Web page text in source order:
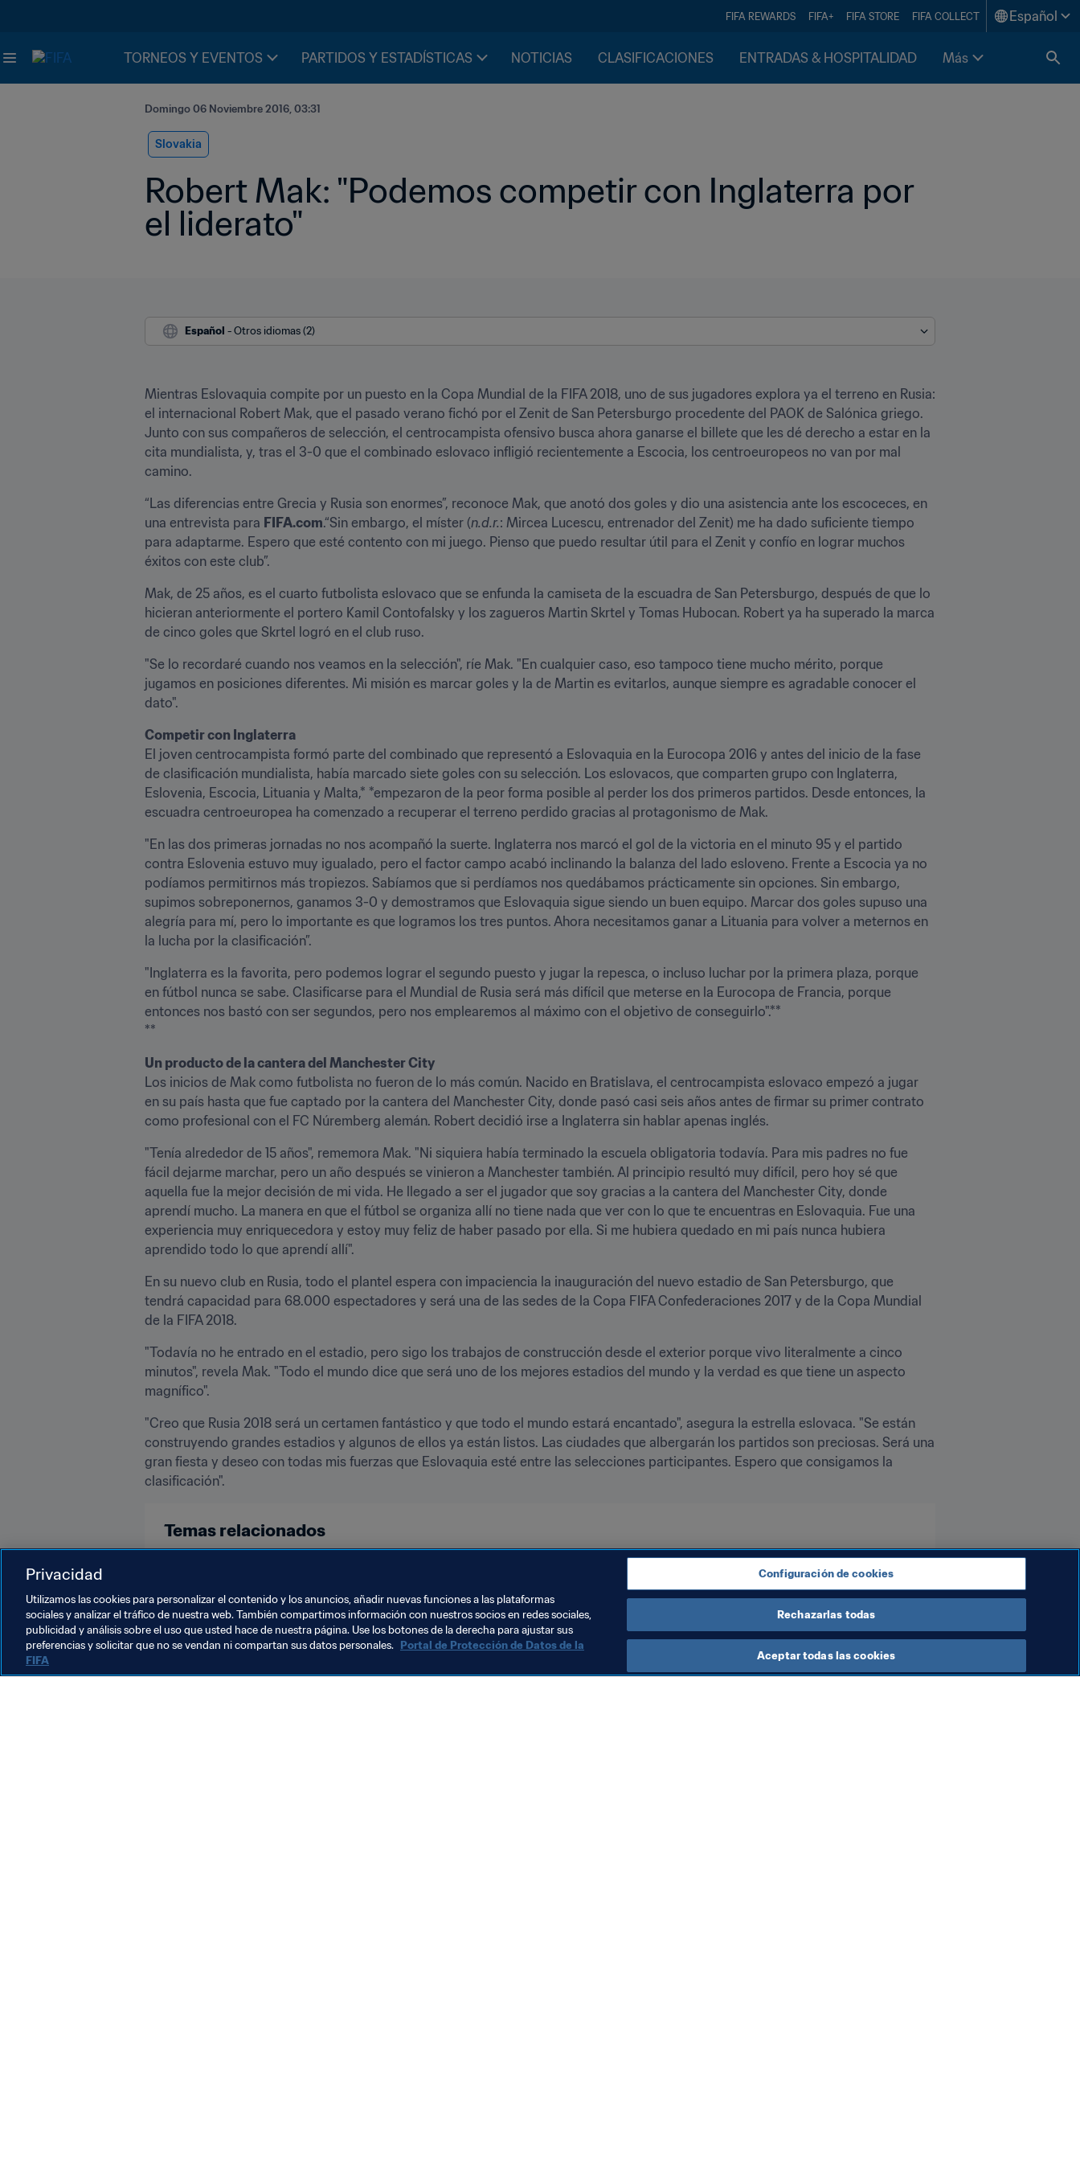
FIFA REWARDS FIFA+ FIFA STORE FIFA COLLECT Español
TORNEOS Y EVENTOS PARTIDOS Y ESTADÍSTICAS NOTICIAS CLASIFICACIONES ENTRADAS & HOSPITALIDAD Más
Domingo 06 Noviembre 2016, 03:31
Slovakia
Robert Mak: "Podemos competir con Inglaterra por
el liderato"
Español - Otros idiomas (2)
Mientras Eslovaquia compite por un puesto en la Copa Mundial de la FIFA 2018, uno de sus jugadores explora ya el terreno en Rusia:
el internacional Robert Mak, que el pasado verano fichó por el Zenit de San Petersburgo procedente del PAOK de Salónica griego.
Junto con sus compañeros de selección, el centrocampista ofensivo busca ahora ganarse el billete que les dé derecho a estar en la
cita mundialista, y, tras el 3-0 que el combinado eslovaco infligió recientemente a Escocia, los centroeuropeos no van por mal
camino.
“Las diferencias entre Grecia y Rusia son enormes”, reconoce Mak, que anotó dos goles y dio una asistencia ante los escoceces, en
una entrevista para FIFA.com.“Sin embargo, el míster (n.d.r.: Mircea Lucescu, entrenador del Zenit) me ha dado suficiente tiempo
para adaptarme. Espero que esté contento con mi juego. Pienso que puedo resultar útil para el Zenit y confío en lograr muchos
éxitos con este club”.
Mak, de 25 años, es el cuarto futbolista eslovaco que se enfunda la camiseta de la escuadra de San Petersburgo, después de que lo
hicieran anteriormente el portero Kamil Contofalsky y los zagueros Martin Skrtel y Tomas Hubocan. Robert ya ha superado la marca
de cinco goles que Skrtel logró en el club ruso.
"Se lo recordaré cuando nos veamos en la selección", ríe Mak. "En cualquier caso, eso tampoco tiene mucho mérito, porque
jugamos en posiciones diferentes. Mi misión es marcar goles y la de Martin es evitarlos, aunque siempre es agradable conocer el
dato".
Competir con Inglaterra
El joven centrocampista formó parte del combinado que representó a Eslovaquia en la Eurocopa 2016 y antes del inicio de la fase
de clasificación mundialista, había marcado siete goles con su selección. Los eslovacos, que comparten grupo con Inglaterra,
Eslovenia, Escocia, Lituania y Malta,* *empezaron de la peor forma posible al perder los dos primeros partidos. Desde entonces, la
escuadra centroeuropea ha comenzado a recuperar el terreno perdido gracias al protagonismo de Mak.
"En las dos primeras jornadas no nos acompañó la suerte. Inglaterra nos marcó el gol de la victoria en el minuto 95 y el partido
contra Eslovenia estuvo muy igualado, pero el factor campo acabó inclinando la balanza del lado esloveno. Frente a Escocia ya no
podíamos permitirnos más tropiezos. Sabíamos que si perdíamos nos quedábamos prácticamente sin opciones. Sin embargo,
supimos sobreponernos, ganamos 3-0 y demostramos que Eslovaquia sigue siendo un buen equipo. Marcar dos goles supuso una
alegría para mí, pero lo importante es que logramos los tres puntos. Ahora necesitamos ganar a Lituania para volver a meternos en
la lucha por la clasificación”.
"Inglaterra es la favorita, pero podemos lograr el segundo puesto y jugar la repesca, o incluso luchar por la primera plaza, porque
en fútbol nunca se sabe. Clasificarse para el Mundial de Rusia será más difícil que meterse en la Eurocopa de Francia, porque
entonces nos bastó con ser segundos, pero nos emplearemos al máximo con el objetivo de conseguirlo".**
**
Los inicios de Mak como futbolista no fueron de lo más común. Nacido en Bratislava, el centrocampista eslovaco empezó a jugar
en su país hasta que fue captado por la cantera del Manchester City, donde pasó casi seis años antes de firmar su primer contrato
como profesional con el FC Núremberg alemán. Robert decidió irse a Inglaterra sin hablar apenas inglés.
"Tenía alrededor de 15 años", rememora Mak. "Ni siquiera había terminado la escuela obligatoria todavía. Para mis padres no fue
fácil dejarme marchar, pero un año después se vinieron a Manchester también. Al principio resultó muy difícil, pero hoy sé que
aquella fue la mejor decisión de mi vida. He llegado a ser el jugador que soy gracias a la cantera del Manchester City, donde
aprendí mucho. La manera en que el fútbol se organiza allí no tiene nada que ver con lo que te encuentras en Eslovaquia. Fue una
experiencia muy enriquecedora y estoy muy feliz de haber pasado por ella. Si me hubiera quedado en mi país nunca hubiera
aprendido todo lo que aprendí allí".
En su nuevo club en Rusia, todo el plantel espera con impaciencia la inauguración del nuevo estadio de San Petersburgo, que
tendrá capacidad para 68.000 espectadores y será una de las sedes de la Copa FIFA Confederaciones 2017 y de la Copa Mundial
de la FIFA 2018.
"Todavía no he entrado en el estadio, pero sigo los trabajos de construcción desde el exterior porque vivo literalmente a cinco
minutos", revela Mak. "Todo el mundo dice que será uno de los mejores estadios del mundo y la verdad es que tiene un aspecto
magnífico".
"Creo que Rusia 2018 será un certamen fantástico y que todo el mundo estará encantado", asegura la estrella eslovaca. "Se están
construyendo grandes estadios y algunos de ellos ya están listos. Las ciudades que albergarán los partidos son preciosas. Será una
gran fiesta y deseo con todas mis fuerzas que Eslovaquia esté entre las selecciones participantes. Espero que consigamos la
clasificación".
Temas relacionados
Privacidad
Utilizamos las cookies para personalizar el contenido y los anuncios, añadir nuevas funciones a las plataformas
sociales y analizar el tráfico de nuestra web. También compartimos información con nuestros socios en redes sociales,
publicidad y análisis sobre el uso que usted hace de nuestra página. Use los botones de la derecha para ajustar sus
preferencias y solicitar que no se vendan ni compartan sus datos personales. Portal de Protección de Datos de la
FIFA
Configuración de cookies
Rechazarlas todas
Aceptar todas las cookies